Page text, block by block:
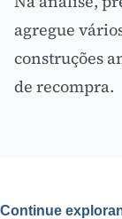
agregue
construções
de recompra.
Continue